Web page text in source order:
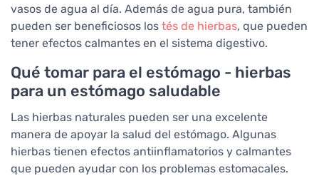
vasos de agua al día. Además de agua pura, también
pueden ser beneficiosos los tés de hierbas, que pueden
tener efectos calmantes en el sistema digestivo.
Qué tomar para el estómago - hierbas
para un estómago saludable
Las hierbas naturales pueden ser una excelente
manera de apoyar la salud del estómago. Algunas
hierbas tienen efectos antiinflamatorios y calmantes
que pueden ayudar con los problemas estomacales.